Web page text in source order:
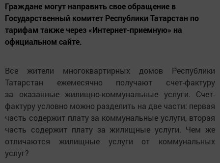
Граждане могут направить свое обращение в
Государственный комитет Республики Татарстан по
тарифам также через «Интернет-приемную» на
официальном сайте.
Все жители многоквартирных домов Республики
Татарстан ежемесячно получают счет-фактуру
за оказанные жилищно-коммунальные услуги. Счет-
фактуру условно можно разделить на две части: первая
часть содержит плату за коммунальные услуги, вторая
часть содержит плату за жилищные услуги. Чем же
отличаются жилищные услуги от коммунальных
услуг?